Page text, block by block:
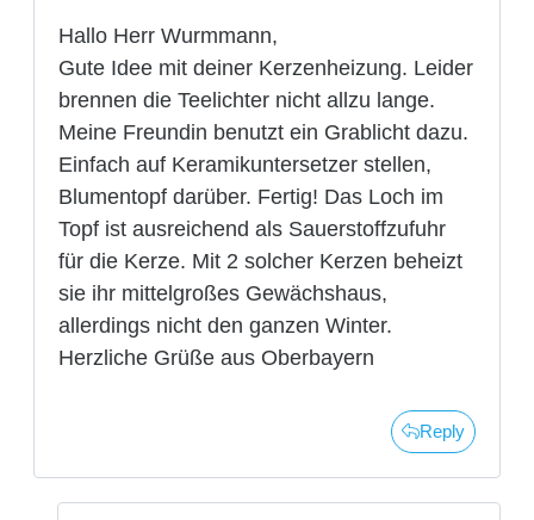
Hallo Herr Wurmmann,
Gute Idee mit deiner Kerzenheizung. Leider
brennen die Teelichter nicht allzu lange.
Meine Freundin benutzt ein Grablicht dazu.
Einfach auf Keramikuntersetzer stellen,
Blumentopf darüber. Fertig! Das Loch im
Topf ist ausreichend als Sauerstoffzufuhr
für die Kerze. Mit 2 solcher Kerzen beheizt
sie ihr mittelgroßes Gewächshaus,
allerdings nicht den ganzen Winter.
Herzliche Grüße aus Oberbayern
Reply